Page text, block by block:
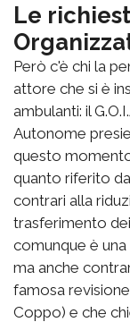
Le
Però c'è chi la
attore che si è
ambulanti: il
Autonome
questo
quanto riferito
contrari alla
trasferimento
comunque è
ma anche
famosa
Coppo) e che